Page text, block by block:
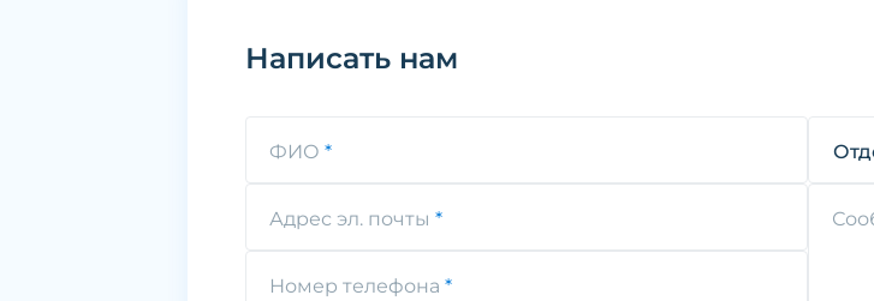
Написать нам
ФИО
Адрес эл. почты
Номер телефона